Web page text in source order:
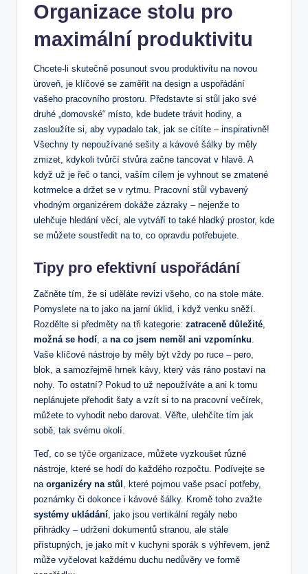
Organizace⁢ stolu pro
maximální produktivitu
Chcete-li skutečně posunout svou produktivitu na ⁣novou
úroveň, je klíčové‌ se zaměřit na design a uspořádání
vašeho pracovního prostoru. Představte si stůl jako své‌
druhé „domovské“ místo, ⁣kde budete trávit hodiny, a
zasloužíte si, aby vypadalo tak, jak se cítíte – inspirativně!
Všechny ty nepoužívané ⁤sešity a kávové šálky by měly
zmizet, kdykoli tvůrčí stvůra začne tancovat v hlavě. A
když už je řeč o tanci, vaším cílem je vyhnout se‌ zmatené
kotrmelce a‍ držet ‍se v⁣ rytmu. Pracovní stůl vybavený
vhodným organizérem dokáže zázraky​ –‍ nejenže to
ulehčuje ‌hledání věcí, ale​ vytváří to také ‍hladký‌ prostor, ⁤kde‌
se můžete soustředit na to, co opravdu potřebujete.
Tipy pro efektivní uspořádání
Začněte ⁢tím, že si uděláte revizi všeho, co na stole ⁤máte.
Pomyslete na to jako na ⁤jarní úklid, i když venku sněží.
Rozdělte si předměty na⁣ tři kategorie: zatraceně důležité,
možná se hodí, a na co jsem neměl ani vzpomínku.
Vaše klíčové nástroje by⁣ měly být vždy po ruce – pero,
blok, a samozřejmě hrnek kávy, který vás ráno postaví na
nohy. To ostatní? Pokud to už nepoužíváte a ani‍ k tomu
neplánujete přehodit šaty a vzít si to ‌na pracovní večírek,
můžete to vyhodit nebo darovat. Věřte, ulehčíte tím jak
sobě, ⁣tak svému okolí.
Teď, co se týče organizace, můžete vyzkoušet různé
nástroje, které se hodí do každého rozpočtu.⁣ Podívejte se
na organizéry⁤ na stůl , které pojmou vaše psací potřeby,
poznámky či​ dokonce i kávové šálky. Kromě toho zvažte
systémy⁣ ukládání, jako jsou vertikální regály nebo
přihrádky – udržení dokumentů stranou, ale stále
přístupných, je⁢ jako mít v kuchyni sporák s výhřevem, jenž
může vyčelovat každému duchu nedůvěry ve formě‌